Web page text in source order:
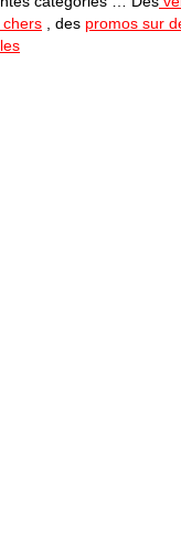
, des promos sur